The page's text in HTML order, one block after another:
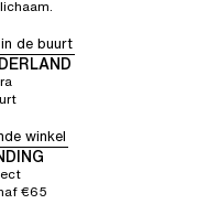
de buurt
winkel
€65